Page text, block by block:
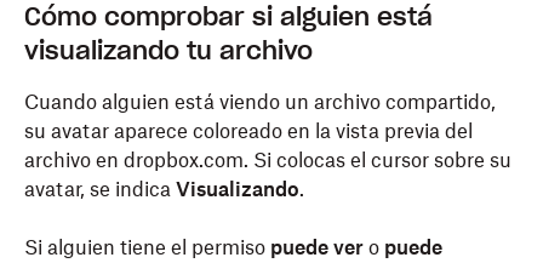
Cómo comprobar si alguien está
visualizando tu archivo
Cuando alguien está viendo un archivo compartido,
su avatar aparece coloreado en la vista previa del
archivo en dropbox.com. Si colocas el cursor sobre su
avatar, se indica Visualizando.
Si alguien tiene el permiso puede ver o puede